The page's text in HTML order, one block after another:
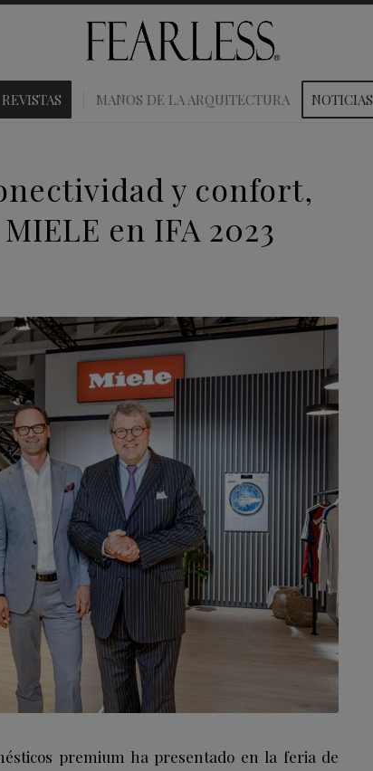
REVISTAS MANOS DE LA ARQUITECTURA NOTICIAS
y confort,
en IFA 2023
premium ha presentado en la feria de